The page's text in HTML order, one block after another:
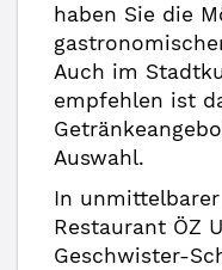
haben Sie die
Auch im
empfehlen ist
Auswahl.
In
Restaurant ÖZ
Geschwister-